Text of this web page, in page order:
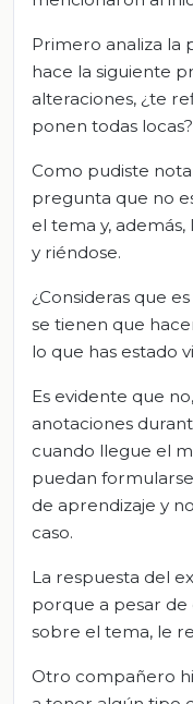
Primero analiza la
hace la siguiente
alteraciones, ¿te
ponen todas locas?
Como pudiste
pregunta que no
el tema y,
y riéndose.
¿Consideras que
se tienen que
lo que has estado
Es evidente que
anotaciones
cuando llegue el
puedan
de aprendizaje y
caso.
La respuesta del
porque a pesar
sobre el tema, le
Otro compañero